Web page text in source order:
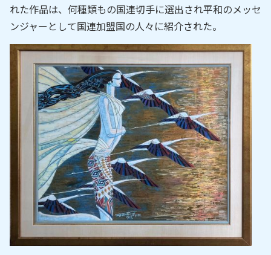
れた作品は、何種類もの国連切手に選出され平和のメッセ
ンジャーとして国連加盟国の人々に紹介された。